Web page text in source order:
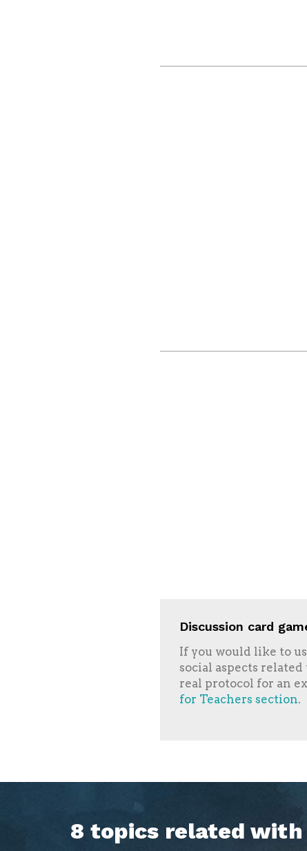
Discussion card
If you would like to
social aspects
real protocol for an
for Teachers section.
8 topics related